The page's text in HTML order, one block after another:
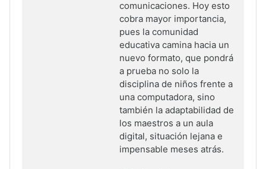
comunicaciones. Hoy esto
cobra mayor importancia,
pues la comunidad
educativa camina hacia un
nuevo formato, que pondrá
a prueba no solo la
disciplina de niños frente a
una computadora, sino
también la adaptabilidad de
los maestros a un aula
digital, situación lejana e
impensable meses atrás.